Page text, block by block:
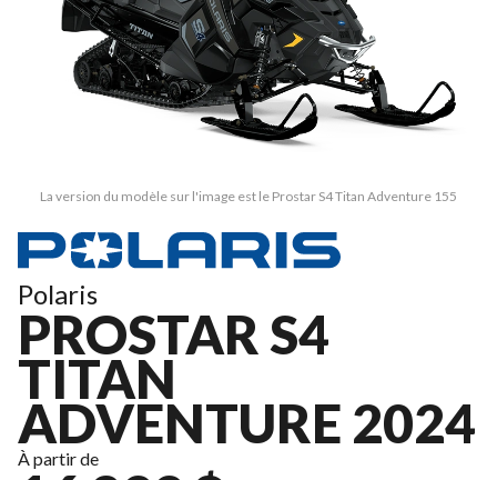
La version du modèle sur l'image est le Prostar S4 Titan Adventure 155
Polaris
PROSTAR S4
TITAN
ADVENTURE 2024
À partir de